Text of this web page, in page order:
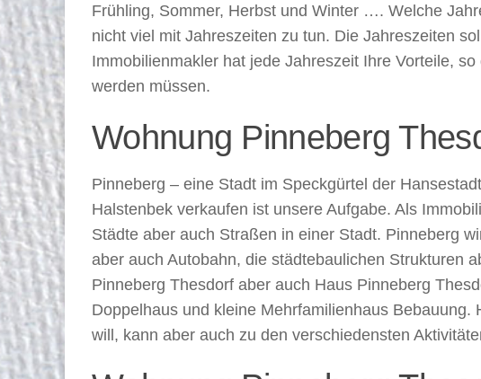
Frühling, Sommer, Herbst und Winter …. Welche
nicht viel mit Jahreszeiten zu tun. Die Jahreszeiten
Immobilienmakler hat jede Jahreszeit Ihre Vorteile,
werden müssen.
Wohnung Pinneberg
Pinneberg – eine Stadt im Speckgürtel der
Halstenbek verkaufen ist unsere Aufgabe. Als
Städte aber auch Straßen in einer Stadt. Pinneberg
aber auch Autobahn, die städtebaulichen Strukturen
Pinneberg Thesdorf aber auch Haus Pinneberg
Doppelhaus und kleine Mehrfamilienhaus
will, kann aber auch zu den verschiedensten